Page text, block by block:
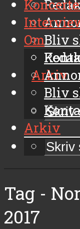
Bliv
Arkiv
Om
Bliv
Arkiv
Tag -
2017